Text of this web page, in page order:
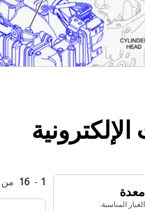
المناسبة.
1
-
16